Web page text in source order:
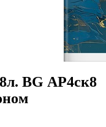
BG АР4ск8